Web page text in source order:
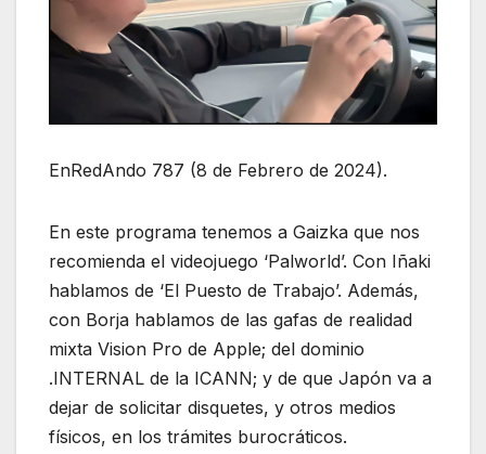
EnRedAndo 787 (8 de Febrero de 2024).
En este programa tenemos a Gaizka que nos
recomienda el videojuego ‘Palworld’. Con Iñaki
hablamos de ‘El Puesto de Trabajo’. Además,
con Borja hablamos de las gafas de realidad
mixta Vision Pro de Apple; del dominio
.INTERNAL de la ICANN; y de que Japón va a
dejar de solicitar disquetes, y otros medios
físicos, en los trámites burocráticos.